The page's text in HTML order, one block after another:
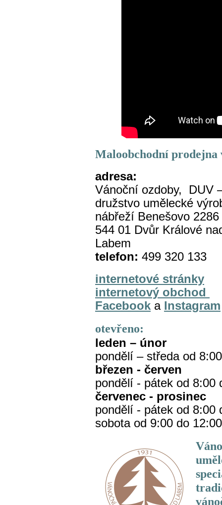
Maloobchodní prodejna
adresa:
Vánoční ozdoby, DUV
družstvo umělecké
nábřeží Benešovo 2286
544 01 Dvůr Králové
Labem
telefon: 499 320 133
internetové stránky
internetový obchod
Facebook a Instagram
otevřeno:
leden – únor
pondělí – středa od
březen - červen
pondělí - pátek od 8:00
červenec - prosinec
pondělí - pátek od 8:00
sobota od 9:00 do 12:00